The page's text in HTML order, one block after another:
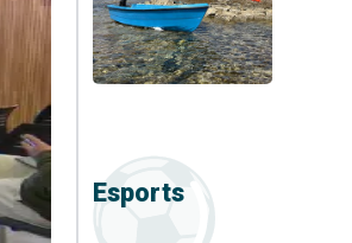
Esports